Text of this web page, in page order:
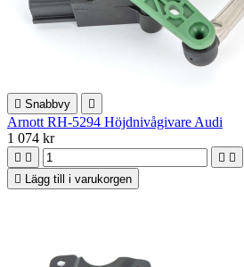
 Snabbvy 
Arnott RH-5294 Höjdnivågivare Audi
1 074 kr
   

Lägg till i varukorgen